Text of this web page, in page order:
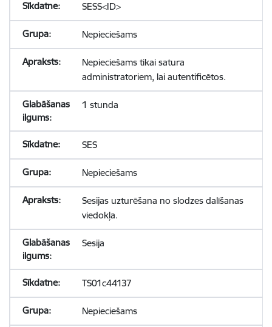
SESS<ID>
Nepieciešams
Nepieciešams tikai satura
administratoriem, lai autentificētos.
1 stunda
SES
Nepieciešams
Sesijas uzturēšana no slodzes dalīšanas
viedokļa.
Sesija
TS01c44137
Nepieciešams